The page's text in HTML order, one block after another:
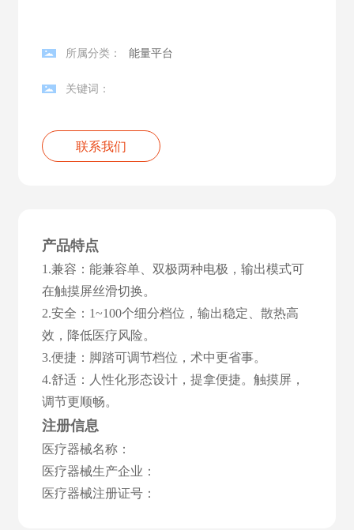
所属分类： 能量平台
关键词：
联系我们
产品特点
1.兼容：能兼容单、双极两种电极，输出模式可
在触摸屏丝滑切换。
2.安全：1~100个细分档位，输出稳定、散热高
效，降低医疗风险。
3.便捷：脚踏可调节档位，术中更省事。
4.舒适：人性化形态设计，提拿便捷。触摸屏，
调节更顺畅。
注册信息
医疗器械名称：
医疗器械生产企业：
医疗器械注册证号：